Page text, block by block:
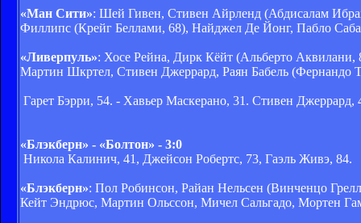
«Ман Сити»: Шей Гивен, Стивен Айрленд (Абдисалам
Филлипс (Крейг Беллами, 68), Найджел Де Йонг, Пабло
«Ливерпуль»: Хосе Рейна, Дирк Кёйт (Альберто
Мартин Шкртел, Стивен Джеррард, Раян Бабель (Фернандо
Гарет Бэрри, 54. - Хавьер Маскерано, 31. Стивен
«Блэкберн» - «Болтон» - 3:0
Никола Калинич, 41, Джейсон Робертс, 73, Гаэль Живэ, 84.
«Блэкберн»: Пол Робинсон, Райан Нельсен (Винченцо
Кейт Эндрюс, Мартин Ольссон, Мичел Сальгадо, Мортен